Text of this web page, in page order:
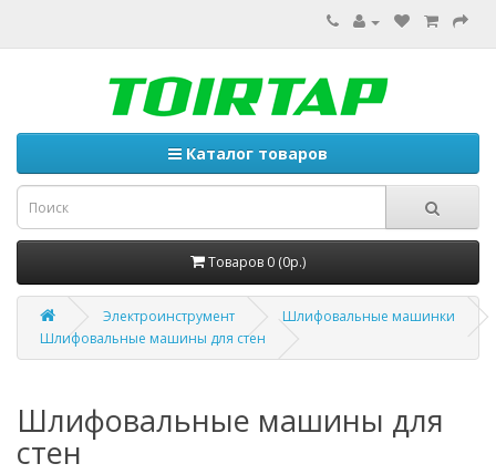
Каталог товаров
Товаров 0 (0р.)
Электроинструмент
Шлифовальные машинки
Шлифовальные машины для стен
Шлифовальные машины для
стен